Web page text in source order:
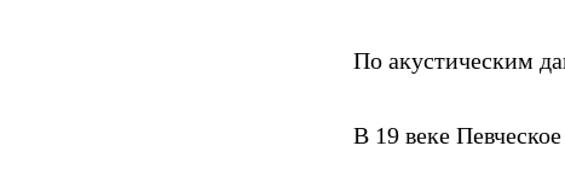
По акустическим
В 19 веке